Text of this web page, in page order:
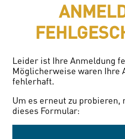
Leider ist Ihre Anmeldung
Möglicherweise waren Ihre
fehlerhaft.
Um es erneut zu probieren,
dieses Formular: